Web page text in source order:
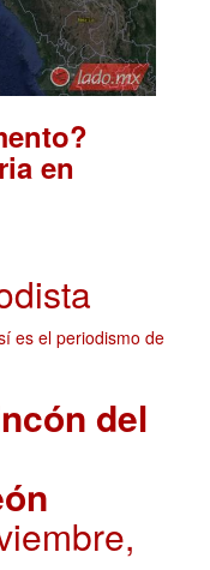
en
del